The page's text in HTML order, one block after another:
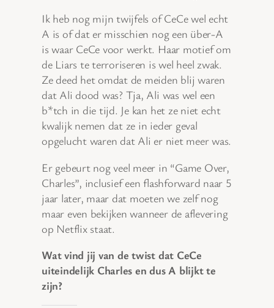
Ik heb nog mijn twijfels of CeCe wel echt
A is of dat er misschien nog een über-A
is waar CeCe voor werkt. Haar motief om
de Liars te terroriseren is wel heel zwak.
Ze deed het omdat de meiden blij waren
dat Ali dood was? Tja, Ali was wel een
b*tch in die tijd. Je kan het ze niet echt
kwalijk nemen dat ze in ieder geval
opgelucht waren dat Ali er niet meer was.
Er gebeurt nog veel meer in “Game Over,
Charles”, inclusief een flashforward naar 5
jaar later, maar dat moeten we zelf nog
maar even bekijken wanneer de aflevering
op Netflix staat.
Wat vind jij van de twist dat CeCe
uiteindelijk Charles en dus A blijkt te
zijn?